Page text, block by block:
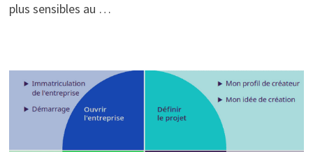
plus sensibles au …